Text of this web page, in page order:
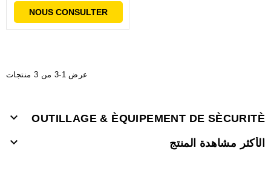
NOUS CONSULTER
عرض 1-3 من 3 منتجات
OUTILLAGE & ÈQUIPEMENT DE SÈCURITÈ

الأكثر مشاهدة المنتج 